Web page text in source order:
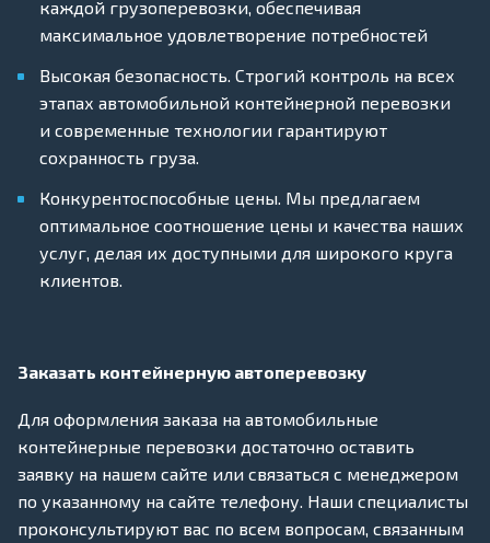
каждой грузоперевозки, обеспечивая
максимальное удовлетворение потребностей
Высокая безопасность. Строгий контроль на всех
этапах автомобильной контейнерной перевозки
и современные технологии гарантируют
сохранность груза.
Конкурентоспособные цены. Мы предлагаем
оптимальное соотношение цены и качества наших
услуг, делая их доступными для широкого круга
клиентов.
Заказать контейнерную автоперевозку
Для оформления заказа на автомобильные
контейнерные перевозки достаточно оставить
заявку на нашем сайте или связаться с менеджером
по указанному на сайте телефону. Наши специалисты
проконсультируют вас по всем вопросам, связанным